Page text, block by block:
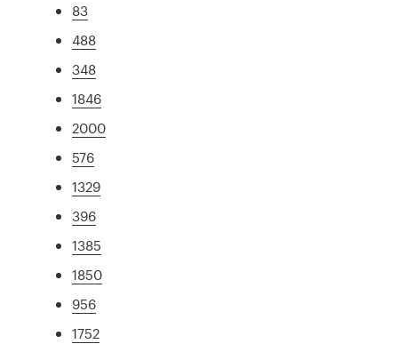
83
488
348
1846
2000
576
1329
396
1385
1850
956
1752